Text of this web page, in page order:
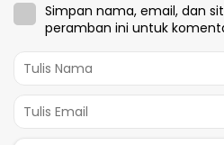
Simpan nama, email, dan
peramban ini untuk